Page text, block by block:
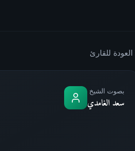
العودة للقارئ
بصوت الشيخ
سعد الغامدي